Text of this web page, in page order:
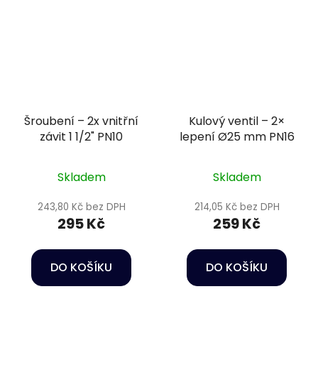
Šroubení – 2x vnitřní
závit 1 1/2" PN10
Skladem
243,80 Kč bez DPH
295 Kč
DO KOŠÍKU
Kulový ventil – 2×
lepení Ø25 mm PN16
Skladem
214,05 Kč bez DPH
259 Kč
DO KOŠÍKU